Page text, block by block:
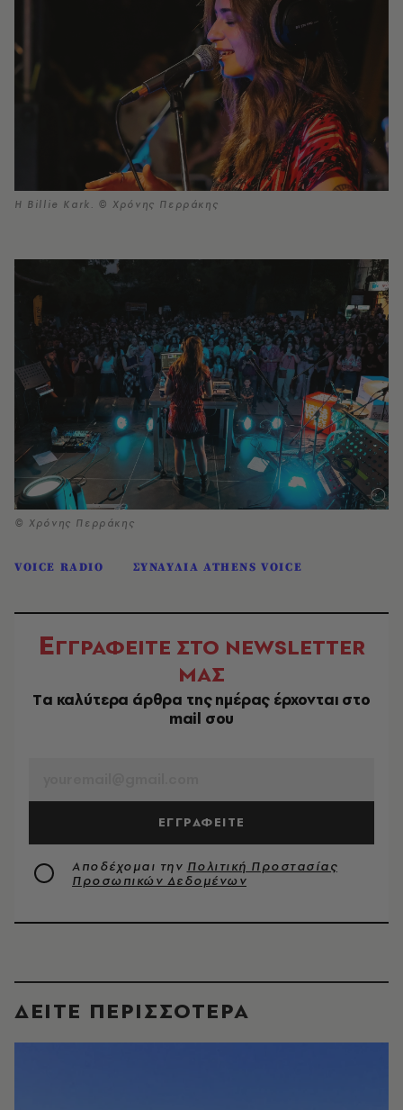
Η Billie Kark. © Χρόνης Περράκης
© Χρόνης Περράκης
VOICE RADIO ΣΥΝΑΥΛΙΑ ATHENS VOICE
ΕΓΓΡΑΦΕΙΤΕ ΣΤΟ NEWSLETTER
ΜΑΣ
Tα καλύτερα άρθρα της ημέρας έρχονται στο
mail σου
ΕΓΓΡΑΦΕΙΤΕ
Αποδέχομαι την Πολιτική Προστασίας
Προσωπικών Δεδομένων
ΔΕΙΤΕ ΠΕΡΙΣΣΟΤΕΡΑ